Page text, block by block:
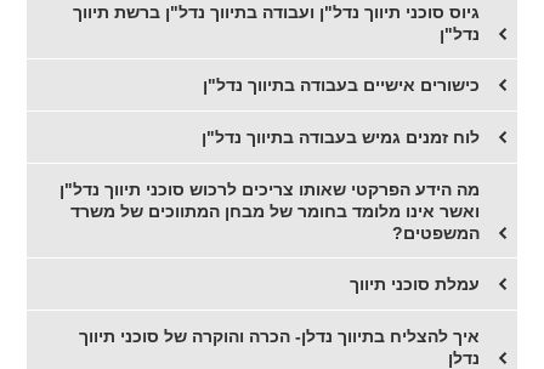
גיוס סוכני תיווך נדל"ן ועבודה בתיווך נדל"ן ברשת תיווך
נדל"ן
כישורים אישיים בעבודה בתיווך נדל"ן
לוח זמנים גמיש בעבודה בתיווך נדל"ן
מה הידע הפרקטי שאותו צריכים לרכוש סוכני תיווך נדל"ן
ואשר אינו מלומד בחומר של מבחן המתווכים של משרד
המשפטים?
עמלת סוכני תיווך
​איך להצליח בתיווך נדלן- הכרה והוקרה של סוכני תיווך
נדלן